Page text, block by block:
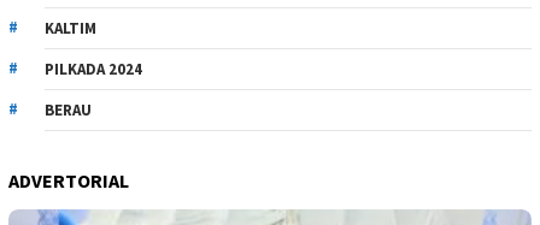
KALTIM
PILKADA 2024
BERAU
ADVERTORIAL